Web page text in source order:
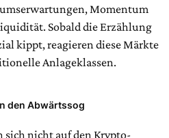
Momentum
Sobald die Erzählung
kippt, reagieren diese Märkte
Anlageklassen.
den Abwärtssog
sich nicht auf den Krypto-